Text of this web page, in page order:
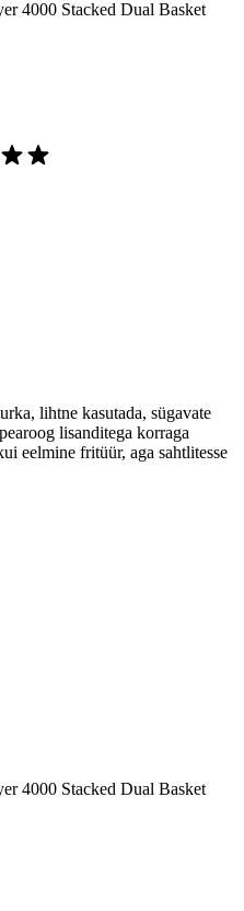
4000 Stacked Dual Basket
lihtne kasutada, sügavate
lisanditega korraga
eelmine fritüür, aga sahtlitesse
4000 Stacked Dual Basket